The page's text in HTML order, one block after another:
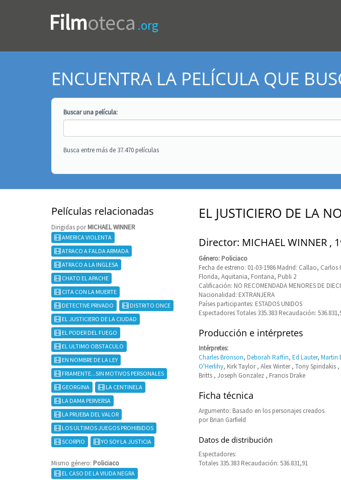
Filmoteca .org
ENCUENTRA LA PELÍCULA QUE
Buscar unapelícula:
Busca entre más de 37.470 películas
Películas relacionadas
Dirigidas porMICHAEL WINNER
AMERICA VIOLENTA
ATRACO A FALDA ARMADA
ATRACO A LA INGLESA
CHATO EL APACHE
CITA CON LA MUERTE
DETECTIVE PRIVADO
DISTRITO ONCE
EL JUSTICIERO DE LA CIUDAD
EL PODER DEL FUEGO
EL ULTIMO OBSTACULO
EN NOMBRE DE LA LEY
FRIAMENTE...SIN MOTIVOS PERSONALES
GEORGINA
LA CENTINELA
LA DAMA PERVERSA
LA PRUEBA DEL VALOR
LOS ULTIMOS JUEGOS PROHIBIDOS
SCORPIO
YO SOY LA JUSTICIA
Mismo género: Policiaco
EL CASO DE LA VIUDA NEGRA
EL JUSTICIERO DE LA
Director: MICHAEL WINNER ,
Género: Policiaco
Fecha de estreno: 01-03-1986 Madrid: Callao,
Florida, Aquitania, Fontana, Publi 2
Calificación: NO RECOMENDADA MENORES DE
Nacionalidad: EXTRANJERA
Países participantes: ESTADOS UNIDOS
Espectadores Totales 335.383 Recaudación:
Producción e intérpretes
Intérpretes:
Charles Bronson, Deborah Raffin, Ed Lauter, Martin
O'Herlihy, Kirk Taylor , Alex Winter , Tony Spiridakis
Britts , Joseph Gonzalez , Francis Drake
Ficha técnica
Argumento: Basado en los personajes creados
por Brian Garfield
Datos de distribución
Espectadores:
Totales 335.383 Recaudación: 536.831,91